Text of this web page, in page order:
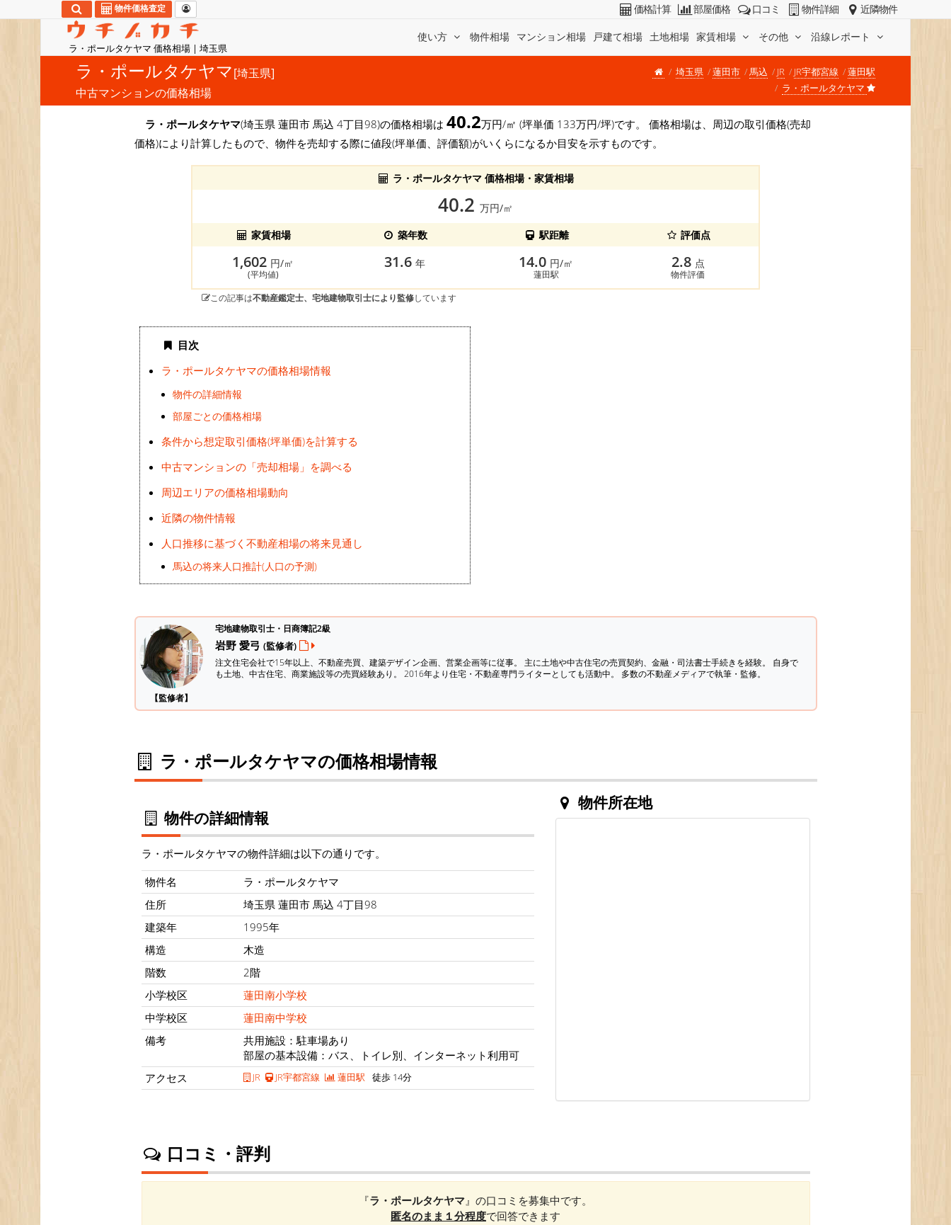
ラ・ポールタケヤマ 価格相場 | 埼玉県
使い方 物件相場 マンション相場 戸建て相場 土地相場 家賃相場 その他 沿線レポート
物件価格査定 価格計算 部屋価格 口コミ 物件詳細 近隣物件
ラ・ポールタケヤマ[埼玉県]
中古マンションの価格相場
埼玉県 蓮田市 馬込 JR JR宇都宮線
蓮田駅
ラ・ポールタケヤマ
ラ・ポールタケヤマ(埼玉県 蓮田市 馬込 4丁目98)の価格相場は 40.2万円/㎡ (坪単価 133万円/坪)です。 価格相場は、周辺の取引価格(売却
価格)により計算したもので、物件を売却する際に値段(坪単価、評価額)がいくらになるか目安を示すものです。
ラ・ポールタケヤマ 価格相場・家賃相場
40.2 万円/㎡
家賃相場
築年数 駅距離 評価点
1,602 円/㎡
(平均値)
31.6 年 14.0 円/㎡
蓮田駅
2.8 点
物件評価
この記事は不動産鑑定士、宅地建物取引士により監修しています
目次
ラ・ポールタケヤマの価格相場情報
物件の詳細情報
部屋ごとの価格相場
条件から想定取引価格(坪単価)を計算する
中古マンションの「売却相場」を調べる
周辺エリアの価格相場動向
近隣の物件情報
人口推移に基づく不動産相場の将来見通し
馬込の将来人口推計(人口の予測)
【監修者】
宅地建物取引士・日商簿記2級
岩野 愛弓 (監修者)
注文住宅会社で15年以上、不動産売買、建築デザイン企画、営業企画等に従事。 主に土地や中古住宅の売買契約、金融・司法書士手続きを経験。 自身で
も土地、中古住宅、商業施設等の売買経験あり。 2016年より住宅・不動産専門ライターとしても活動中。 多数の不動産メディアで執筆・監修。
ラ・ポールタケヤマの価格相場情報
物件の詳細情報
ラ・ポールタケヤマの物件詳細は以下の通りです。
物件名
ラ・ポールタケヤマ
住所
埼玉県 蓮田市 馬込 4丁目98
建築年
1995年
構造
木造
階数
2階
小学校区
蓮田南小学校
中学校区
蓮田南中学校
備考
共用施設：駐車場あり
部屋の基本設備：バス、トイレ別、インターネット利用可
アクセス
JR JR宇都宮線 蓮田駅 徒歩 14分
物件所在地
口コミ・評判
『ラ・ポールタケヤマ 』の口コミを募集中です。
匿名のまま１分程度で回答できます